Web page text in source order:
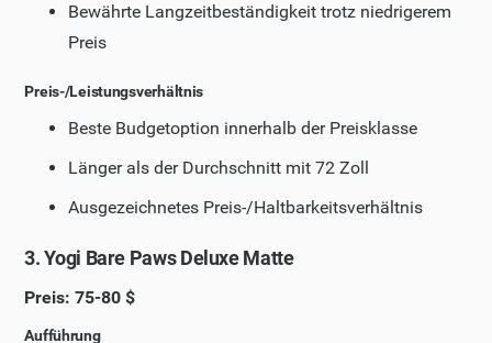
Bewährte Langzeitbeständigkeit trotz niedrigerem
Preis
Preis-/Leistungsverhältnis
Beste Budgetoption innerhalb der Preisklasse
Länger als der Durchschnitt mit 72 Zoll
Ausgezeichnetes Preis-/Haltbarkeitsverhältnis
3. Yogi Bare Paws Deluxe Matte
Preis: 75-80 $
Aufführung